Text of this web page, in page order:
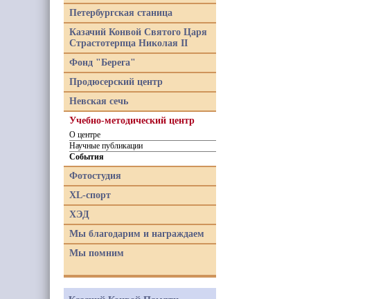
Петербургская станица
Казачий Конвой Святого Царя
Страстотерпца Николая II
Фонд "Берега"
Продюсерский центр
Невская сечь
Учебно-методический центр
О центре
Научные публикации
События
Фотостудия
XL-спорт
ХЭД
Мы благодарим и награждаем
Мы помним